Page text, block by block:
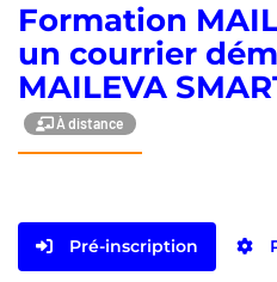
Formation
un courrier
MAILEVA
À distance
Pré-inscription